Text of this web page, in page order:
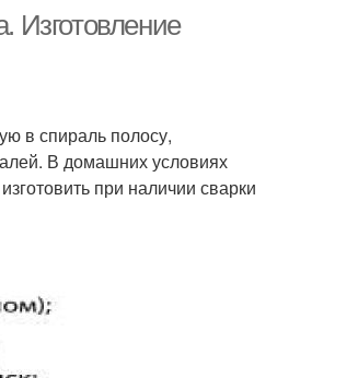
Изготовление
в спираль полосу,
В домашних условиях
при наличии сварки